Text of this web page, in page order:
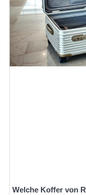
Welche Koffer von